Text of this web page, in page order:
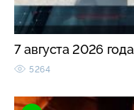
7 августа 2026 года
5264